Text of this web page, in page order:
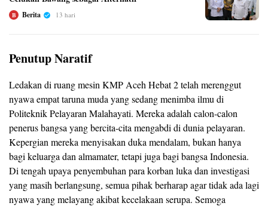
B Berita 13 hari
Penutup Naratif
Ledakan di ruang mesin KMP Aceh Hebat 2 telah merenggut
nyawa empat taruna muda yang sedang menimba ilmu di
Politeknik Pelayaran Malahayati. Mereka adalah calon-calon
penerus bangsa yang bercita-cita mengabdi di dunia pelayaran.
Kepergian mereka menyisakan duka mendalam, bukan hanya
bagi keluarga dan almamater, tetapi juga bagi bangsa Indonesia.
Di tengah upaya penyembuhan para korban luka dan investigasi
yang masih berlangsung, semua pihak berharap agar tidak ada lagi
nyawa yang melayang akibat kecelakaan serupa. Semoga